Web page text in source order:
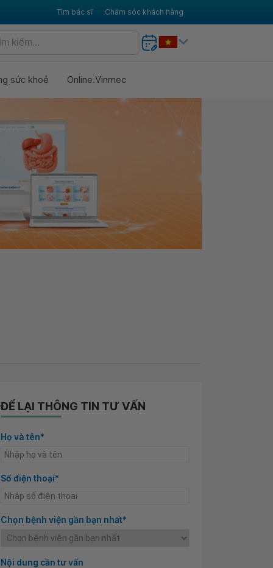
Tìm bác sĩ Chăm sóc khách hàng
sức khoẻ Online.Vinmec
ĐỂ LẠI THÔNG TIN TƯ VẤN
Họ và tên*
Số điện thoại*
Chọn bệnh viện gần bạn nhất*
Nội dung cần tư vấn